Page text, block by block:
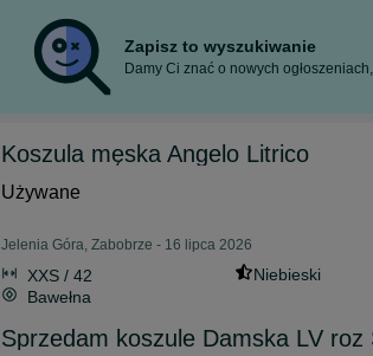
Zapisz to wyszukiwanie
Damy Ci znać o nowych
Koszula męska Angelo Litrico
Używane
Jelenia Góra, Zabobrze - 16 lipca 2026
XXS / 42
Niebieski
Bawełna
Sprzedam koszule Damska LV roz